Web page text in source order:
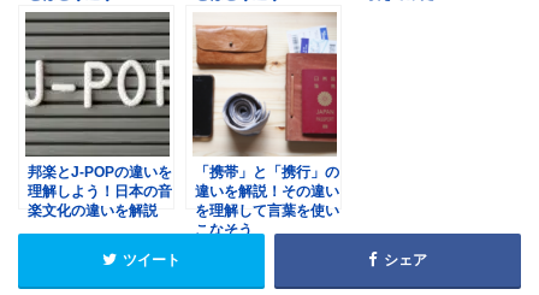
邦楽とJ-POPの違いを
理解しよう！日本の音
楽文化の違いを解説
「携帯」と「携行」の
違いを解説！その違い
を理解して言葉を使い
こなそう
ツイート
シェア